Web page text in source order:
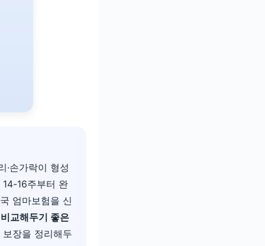
손가락이 형성
16주부터 완
엄마보험을 신
교해두기 좋은
장을 정리해두